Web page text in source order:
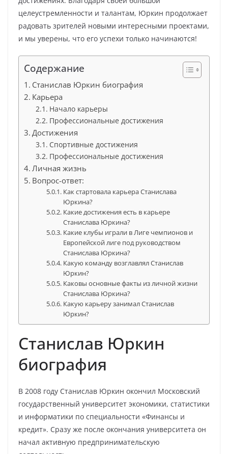
целеустремленности и талантам, Юркин продолжает
радовать зрителей новыми интересными проектами,
и мы уверены, что его успехи только начинаются!
Содержание
Станислав Юркин биография
Карьера
Начало карьеры
Профессиональные достижения
Достижения
Спортивные достижения
Профессиональные достижения
Личная жизнь
Вопрос-ответ:
Как стартовала карьера Станислава
Юркина?
Какие достижения есть в карьере
Станислава Юркина?
Какие клубы играли в Лиге чемпионов и
Европейской лиге под руководством
Станислава Юркина?
Какую команду возглавлял Станислав
Юркин?
Каковы основные факты из личной жизни
Станислава Юркина?
Какую карьеру занимал Станислав
Юркин?
Станислав Юркин
биография
В 2008 году Станислав Юркин окончил Московский
государственный университет экономики, статистики
и информатики по специальности «Финансы и
кредит». Сразу же после окончания университета он
начал активную предпринимательскую